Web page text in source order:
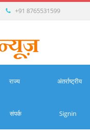
+91 8765531599
राज्य अंतर्राष्ट्रीय
संपर्क Signin